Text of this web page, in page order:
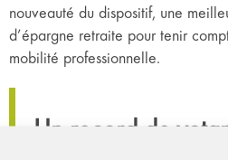
nouveauté du dispositif, une
d’épargne retraite pour tenir
mobilité professionnelle.
Un record de